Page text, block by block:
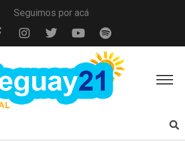
Seguimos por acá